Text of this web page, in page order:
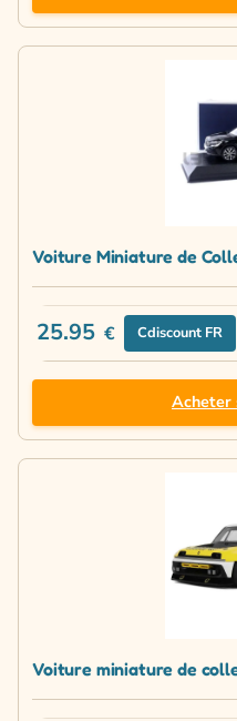
Voiture Miniature de
25.95 € Cdiscount FR
Acheter
Voiture miniature de